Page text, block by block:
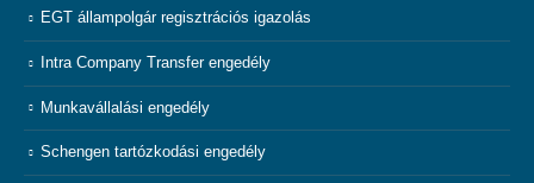
EGT állampolgár regisztrációs igazolás
Intra Company Transfer engedély
Munkavállalási engedély
Schengen tartózkodási engedély